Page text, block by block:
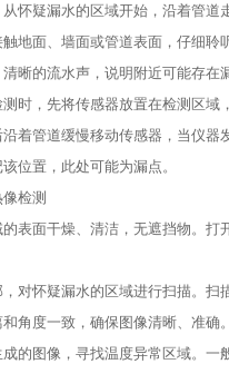
怀疑漏水的区域开始，沿着管道
地面、墙面或管道表面，仔细聆
晰的流水声，说明附近可能存在
测时，先将传感器放置在检测区域
着管道缓慢移动传感器，当仪器
位置，此处可能为漏点。​
像检测​
表面干燥、清洁，无遮挡物。打
，对怀疑漏水的区域进行扫描。扫
角度一致，确保图像清晰、准确。​
的图像，寻找温度异常区域。一